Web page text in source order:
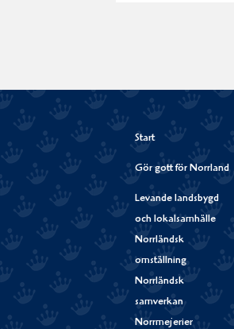
Start
Gör gott för Norrland
Levande landsbygd
och lokalsamhälle
Norrländsk
omställning
Norrländsk
samverkan
Norrmejerier